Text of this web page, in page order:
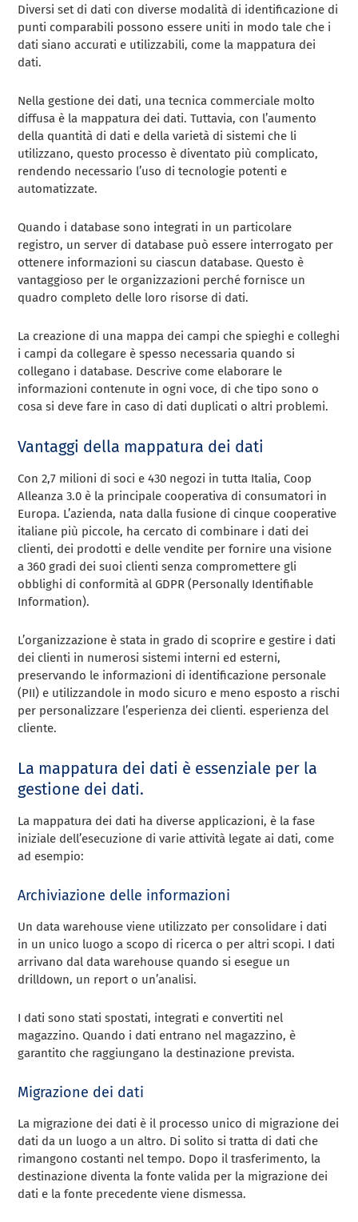
Diversi set di dati con diverse modalità di identificazione di
punti comparabili possono essere uniti in modo tale che i
dati siano accurati e utilizzabili, come la mappatura dei
dati.
Nella gestione dei dati, una tecnica commerciale molto
diffusa è la mappatura dei dati. Tuttavia, con l’aumento
della quantità di dati e della varietà di sistemi che li
utilizzano, questo processo è diventato più complicato,
rendendo necessario l’uso di tecnologie potenti e
automatizzate.
Quando i database sono integrati in un particolare
registro, un server di database può essere interrogato per
ottenere informazioni su ciascun database. Questo è
vantaggioso per le organizzazioni perché fornisce un
quadro completo delle loro risorse di dati.
La creazione di una mappa dei campi che spieghi e colleghi
i campi da collegare è spesso necessaria quando si
collegano i database. Descrive come elaborare le
informazioni contenute in ogni voce, di che tipo sono o
cosa si deve fare in caso di dati duplicati o altri problemi.
Vantaggi della mappatura dei dati
Con 2,7 milioni di soci e 430 negozi in tutta Italia, Coop
Alleanza 3.0 è la principale cooperativa di consumatori in
Europa. L’azienda, nata dalla fusione di cinque cooperative
italiane più piccole, ha cercato di combinare i dati dei
clienti, dei prodotti e delle vendite per fornire una visione
a 360 gradi dei suoi clienti senza compromettere gli
obblighi di conformità al GDPR (Personally Identifiable
Information).
L’organizzazione è stata in grado di scoprire e gestire i dati
dei clienti in numerosi sistemi interni ed esterni,
preservando le informazioni di identificazione personale
(PII) e utilizzandole in modo sicuro e meno esposto a rischi
per personalizzare l’esperienza dei clienti. esperienza del
cliente.
La mappatura dei dati è essenziale per la
gestione dei dati.
La mappatura dei dati ha diverse applicazioni, è la fase
iniziale dell’esecuzione di varie attività legate ai dati, come
ad esempio:
Archiviazione delle informazioni
Un data warehouse viene utilizzato per consolidare i dati
in un unico luogo a scopo di ricerca o per altri scopi. I dati
arrivano dal data warehouse quando si esegue un
drilldown, un report o un’analisi.
I dati sono stati spostati, integrati e convertiti nel
magazzino. Quando i dati entrano nel magazzino, è
garantito che raggiungano la destinazione prevista.
Migrazione dei dati
La migrazione dei dati è il processo unico di migrazione dei
dati da un luogo a un altro. Di solito si tratta di dati che
rimangono costanti nel tempo. Dopo il trasferimento, la
destinazione diventa la fonte valida per la migrazione dei
dati e la fonte precedente viene dismessa.